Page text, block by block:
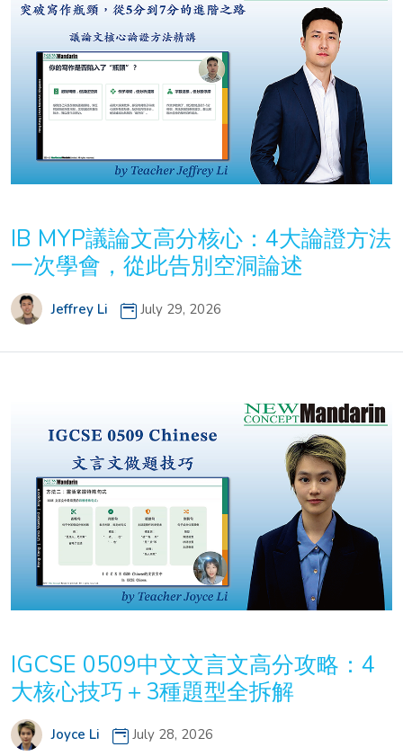
IB MYP議論文高分核心：4大論證方法
一次學會，從此告別空洞論述
Jeffrey Li July 29, 2026
IGCSE 0509中文文言文高分攻略：4
大核心技巧＋3種題型全拆解
Joyce Li July 28, 2026